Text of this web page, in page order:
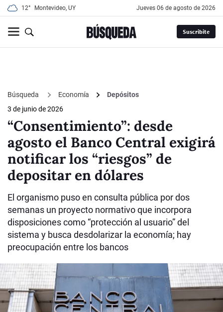
12° Montevideo, UY jueves 06 de agosto de 2026
Suscribite
Búsqueda Economía
Depósitos
3 de junio de 2026
“Consentimiento”: desde
agosto el Banco Central exigirá
notificar los “riesgos” de
depositar en dólares
El organismo puso en consulta pública por dos
semanas un proyecto normativo que incorpora
disposiciones como “protección al usuario” del
sistema y busca desdolarizar la economía; hay
preocupación entre los bancos